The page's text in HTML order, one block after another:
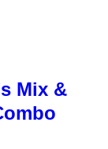
Mix &